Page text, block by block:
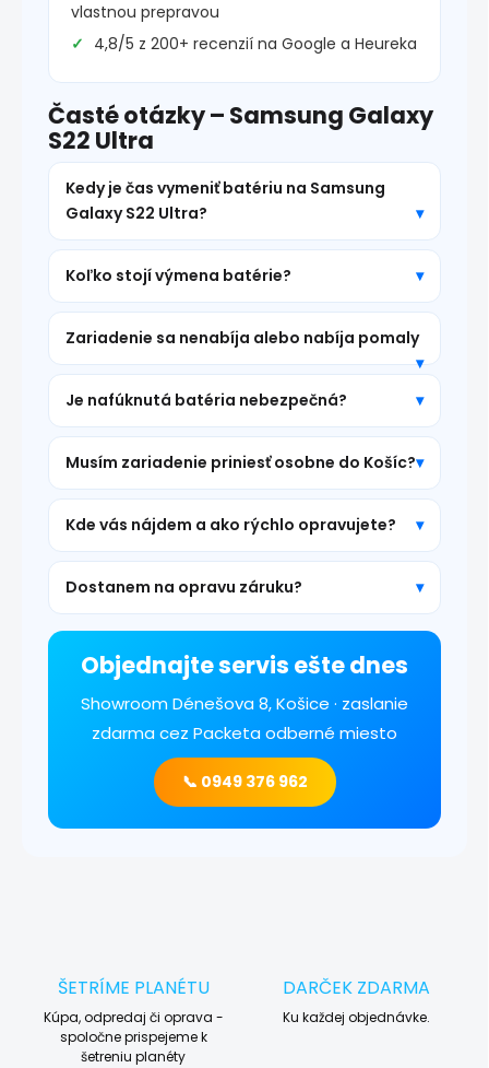
vlastnou prepravou
4,8/5 z 200+ recenzií na Google a Heureka
Časté otázky – Samsung Galaxy
S22 Ultra
Kedy je čas vymeniť batériu na Samsung
Galaxy S22 Ultra?
Koľko stojí výmena batérie?
Zariadenie sa nenabíja alebo nabíja pomaly
Je nafúknutá batéria nebezpečná?
Musím zariadenie priniesť osobne do Košíc?
Kde vás nájdem a ako rýchlo opravujete?
Dostanem na opravu záruku?
Objednajte servis ešte dnes
Showroom Dénešova 8, Košice · zaslanie
zdarma cez Packeta odberné miesto
📞 0949 376 962
ŠETRÍME PLANÉTU
Kúpa, odpredaj či oprava -
spoločne prispejeme k
šetreniu planéty
DARČEK ZDARMA
Ku každej objednávke.